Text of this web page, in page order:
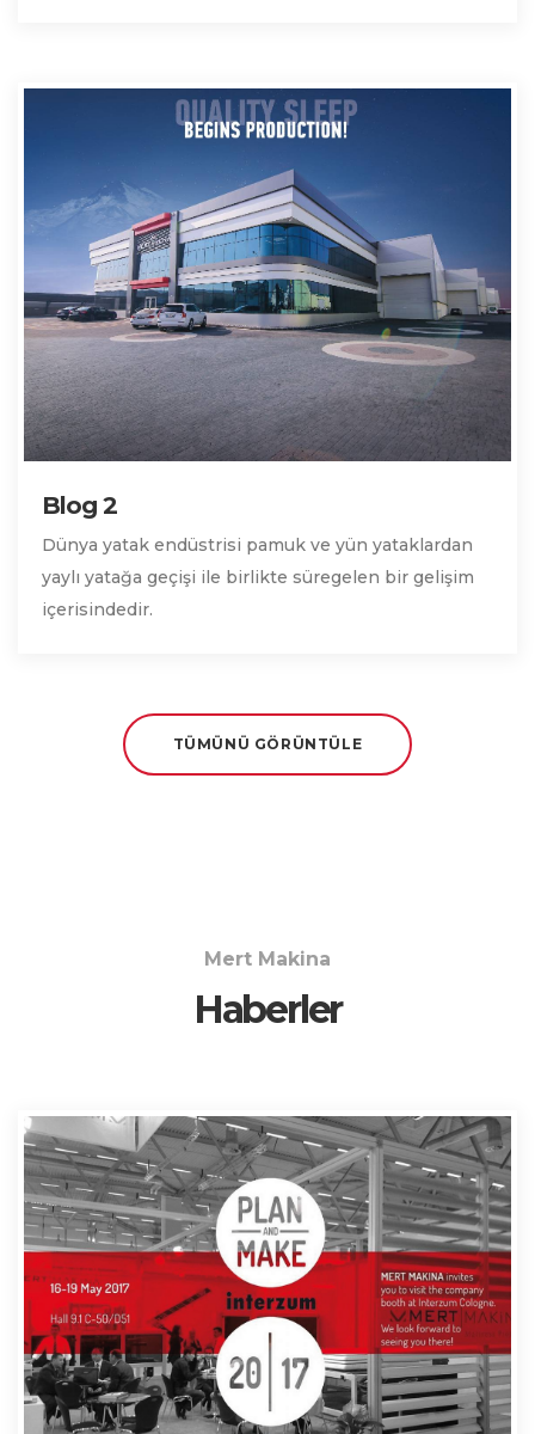
Blog 2
Dünya yatak endüstrisi pamuk ve yün yataklardan
yaylı yatağa geçişi ile birlikte süregelen bir gelişim
içerisindedir.
TÜMÜNÜ GÖRÜNTÜLE
Mert Makina
Haberler